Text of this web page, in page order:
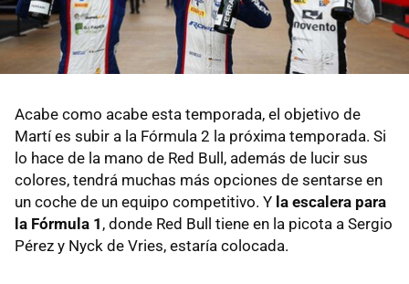
Acabe como acabe esta temporada, el objetivo de
Martí es subir a la Fórmula 2 la próxima temporada. Si
lo hace de la mano de Red Bull, además de lucir sus
colores, tendrá muchas más opciones de sentarse en
un coche de un equipo competitivo. Y la escalera para
la Fórmula 1 , donde Red Bull tiene en la picota a Sergio
Pérez y Nyck de Vries, estaría colocada.